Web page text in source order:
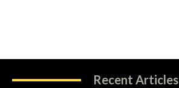
Recent Articles